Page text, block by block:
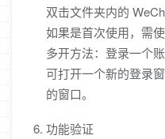
双击文件夹内的
如果是首次使用，需
多开方法：登录一个
可打开一个新的登录
的窗口。
功能验证